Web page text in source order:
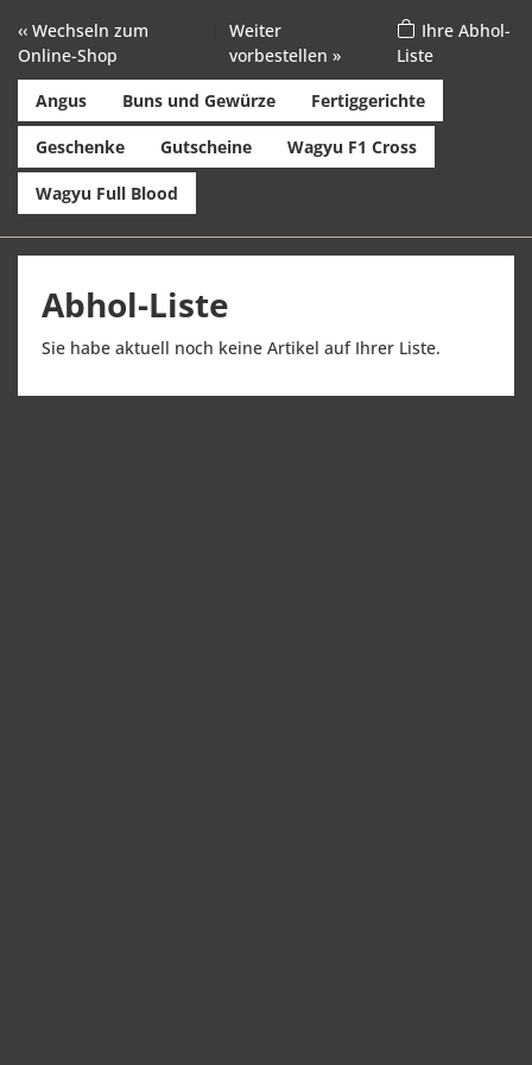
‹‹ Wechseln zum
Online-Shop
|Weiter
vorbestellen »
Ihre Abhol-
Liste
Angus
Buns und Gewürze Fertiggerichte
Geschenke Gutscheine Wagyu F1 Cross
Wagyu Full Blood
Abhol-Liste
Sie habe aktuell noch keine Artikel auf Ihrer Liste.